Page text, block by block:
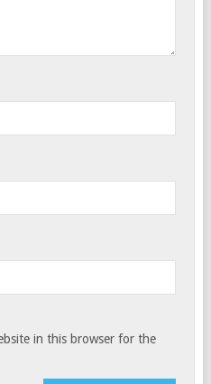
in this browser for the